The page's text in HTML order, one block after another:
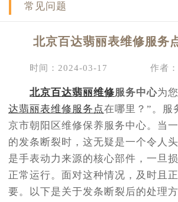
常见问题
北京百达翡丽表维修服务
时间：2024-03-17 作者
北京百达翡丽维修服务中心为
达翡丽表维修服务点在哪里？”。服
京市朝阳区维修保养服务中心。当
的发条断裂时，这无疑是一个令人
是手表动力来源的核心部件，一旦
正常运行。面对这种情况，及时且
要。以下是关于发条断裂后的处理方